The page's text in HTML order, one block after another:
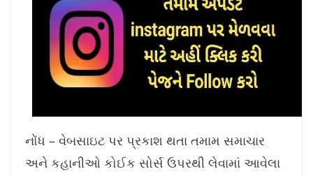
નોંધ – વેબસાઇટ પર પ્રકાશ થતા તમામ સમાચાર
અને કહાનીઓ કોઈક સોર્સ ઉપરથી લેવામાં આવેલા